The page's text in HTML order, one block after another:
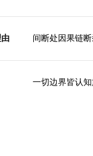
间断处因果链
一切边界皆认